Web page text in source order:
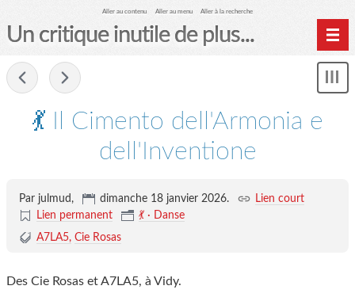
Aller au contenu Aller au menu Aller à la recherche
Un critique inutile de plus...
💃 Il Cimento dell'Armonia e
dell'Inventione
Par julmud, dimanche 18 janvier 2026.
Lien court
Lien permanent
💃 · Danse
A7LA5 Cie Rosas
Des Cie Rosas et A7LA5, à Vidy.